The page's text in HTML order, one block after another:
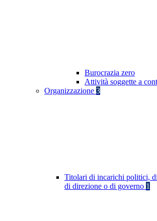
Burocrazia zero
Attività soggette a
Organizzazione 3
Titolari di incarichi politici,
di direzione o di governo 1